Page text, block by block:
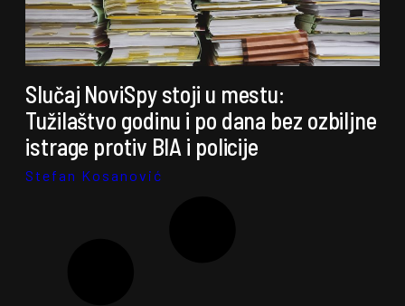
Slučaj NoviSpy stoji u mestu:
Tužilaštvo godinu i po dana bez ozbiljne
istrage protiv BIA i policije
Stefan Kosanović